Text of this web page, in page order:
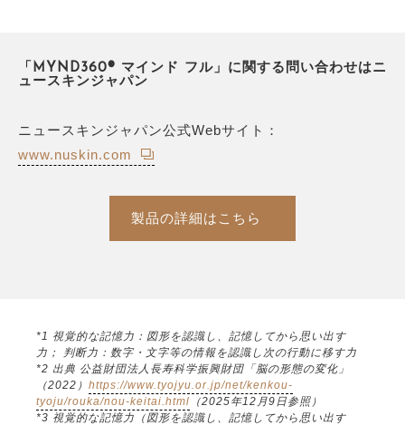
「MYND360® マインド フル」に関する問い合わせはニ
ュースキンジャパン
ニュースキンジャパン公式Webサイト：
www.nuskin.com
製品の詳細はこちら
*1 視覚的な記憶力：図形を認識し、記憶してから思い出す
力； 判断力：数字・文字等の情報を認識し次の行動に移す力
*2 出典 公益財団法人長寿科学振興財団「脳の形態の変化」
（2022） https://www.tyojyu.or.jp/net/kenkou-
tyoju/rouka/nou-keitai.html （2025年12月9日参照）
*3 視覚的な記憶力（図形を認識し、記憶してから思い出す